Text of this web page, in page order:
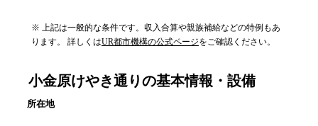
※ 上記は一般的な条件です。収入合算や親族補給などの特例もあ
ります。 詳しくはUR都市機構の公式ページをご確認ください。
小金原けやき通りの基本情報・設備
所在地